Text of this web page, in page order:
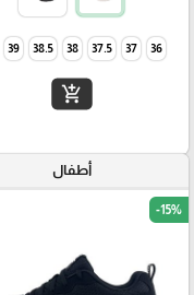
36
37
37.5
38
38.5
39
add_shopping_cart
أطفال
-15%